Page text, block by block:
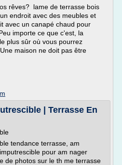
rêves? lame de terrasse bois
endroit avec des meubles et
avec un canapé chaud pour
importe ce que c'est, la
plus sûr où vous pourrez
maison ne doit pas être
| Terrasse En
tendance terrasse, am
pour am nager
de photos sur le th me terrasse